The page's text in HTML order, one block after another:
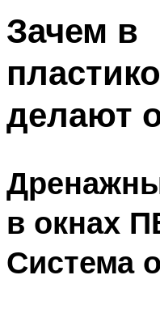
Зачем в
делают
в окнах
Система